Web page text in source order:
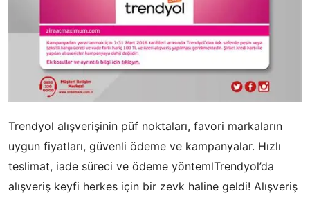
Trendyol alışverişinin püf noktaları, favori markaların
uygun fiyatları, güvenli ödeme ve kampanyalar. Hızlı
teslimat, iade süreci ve ödeme yöntemlTrendyol’da
alışveriş keyfi herkes için bir zevk haline geldi! Alışveriş